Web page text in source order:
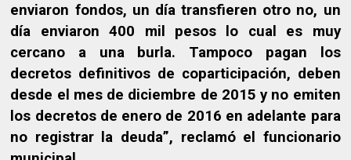
enviaron fondos, un día transfieren otro no, un
día enviaron 400 mil pesos lo cual es muy
cercano a una burla. Tampoco pagan los
decretos definitivos de coparticipación, deben
desde el mes de diciembre de 2015 y no emiten
los decretos de enero de 2016 en adelante para
no registrar la deuda”, reclamó el funcionario